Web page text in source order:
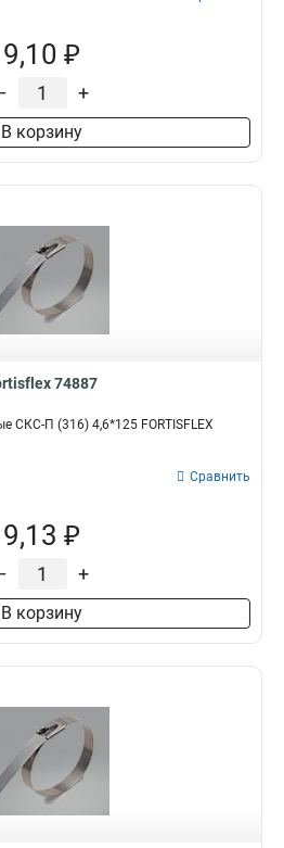
9,10 ₽
+
В корзину
74887
СКС-П (316) 4,6*125 FORTISFLEX
Сравнить
9,13 ₽
+
В корзину